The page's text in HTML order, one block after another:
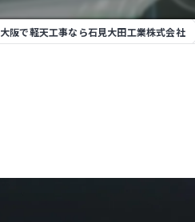
大阪で軽天工事なら石見大田工業株式会社